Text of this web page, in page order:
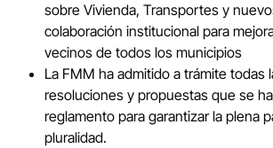
sobre Vivienda, Transportes y
colaboración institucional para
vecinos de todos los municipios
La FMM ha admitido a trámite todas
resoluciones y propuestas que se
reglamento para garantizar la plena
pluralidad.